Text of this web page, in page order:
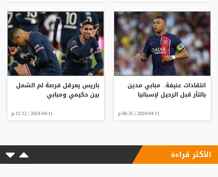
انتقادات عنيفة.. مبابي مدين
بالثأر قبل الرحيل لإسبانيا
2024-04-11 | 06:35 م
باريس يعرقل فرصة لم الشمل
بين حكيمي ومبابي
2024-04-11 | 12:12 م
الأكثر قراءة